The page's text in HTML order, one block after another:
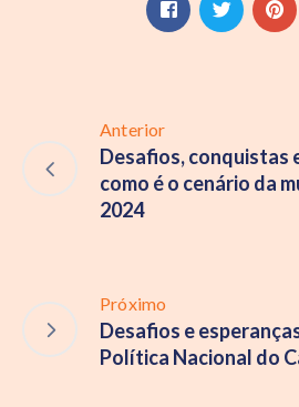
Anterior
Desafios, conquistas
como é o cenário da
2024
Próximo
Desafios e
Política Nacional do